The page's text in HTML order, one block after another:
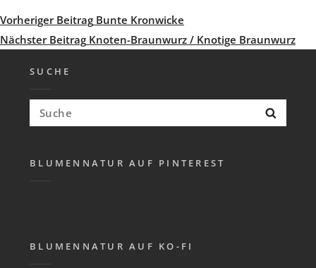
Beitragsnavigation
Vorheriger
Beitrag
Vorheriger Beitrag Bunte Kronwicke
Nächster
Nächster Beitrag Knoten-Braunwurz / Knotige Braunwurz
SUCHE
Suchen
nach:
BLUMENNATUR AUF PINTEREST
BLUMENNATUR AUF KO-FI